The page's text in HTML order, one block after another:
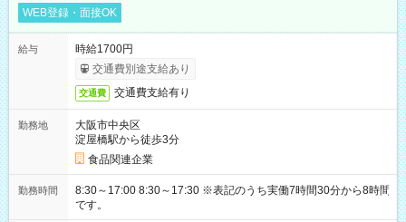
WEB登録・面接OK
給与
時給1700円
交通費別途支給あり
交通費 交通費支給有り
勤務地
大阪市中央区
淀屋橋駅から徒歩3分
食品関連企業
勤務時間
8:30～17:00 8:30～17:30 ※表記のうち実働7時間30分から8時間
です。